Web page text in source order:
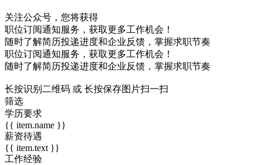
关注公众号，您将获得
职位订阅通知服务，获取更多工作机会！
随时了解简历投递进度和企业反馈，掌握求职节奏
职位订阅通知服务，获取更多工作机会！
随时了解简历投递进度和企业反馈，掌握求职节奏
长按识别二维码 或 长按保存图片扫一扫
筛选
学历要求
{{ item.name }}
薪资待遇
{{ item.text }}
工作经验